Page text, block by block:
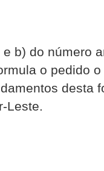
b) do número
o pedido
desta
Leste.